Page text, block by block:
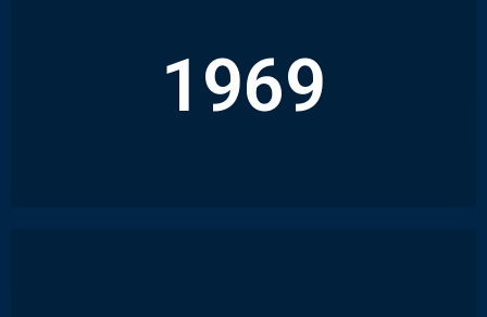
1969
ROURISSOL ANCIEN CHEF DE CHANTIER
AVEC UNE ACTIVITÉ CENTRÉE SUR LA CONSTRUCTION DE